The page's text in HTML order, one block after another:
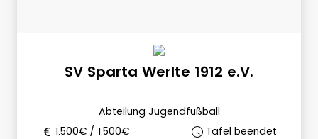
SV Sparta Werlte 1912 e.V.
Abteilung Jugendfußball
1.500€ / 1.500€ Tafel beendet